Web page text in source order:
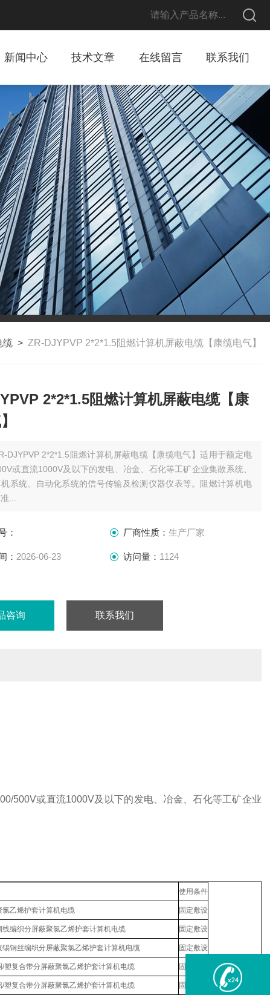
新闻中心 技术文章 在线留言 联系我们
缆 > ZR-DJYPVP 2*2*1.5阻燃计算机屏蔽电缆【康缆电气】
2*2*1.5阻燃计算机屏蔽电缆【康
DJYPVP 2*2*1.5阻燃计算机屏蔽电缆【康缆电气】适用于额定电
或直流1000V及以下的发电、冶金、石化等工矿企业集散系统、
系统、自动化系统的信号传输及检测仪器仪表等。阻燃计算机电
...
： 厂商性质： 生产厂家
： 2026-06-23 访问量： 1124
咨询 联系我们
500V或直流1000V及以下的发电、冶金、石化等工矿企业
使用条件
氯乙烯护套计算机电缆 固定敷设
线编织分屏蔽聚氯乙烯护套计算机电缆 固定敷设
锡铜丝编织分屏蔽聚氯乙烯护套计算机电缆 固定敷设
/塑复合带分屏蔽聚氯乙烯护套计算机电缆 固定敷设
/塑复合带分屏蔽聚氯乙烯护套计算机电缆 固定敷设